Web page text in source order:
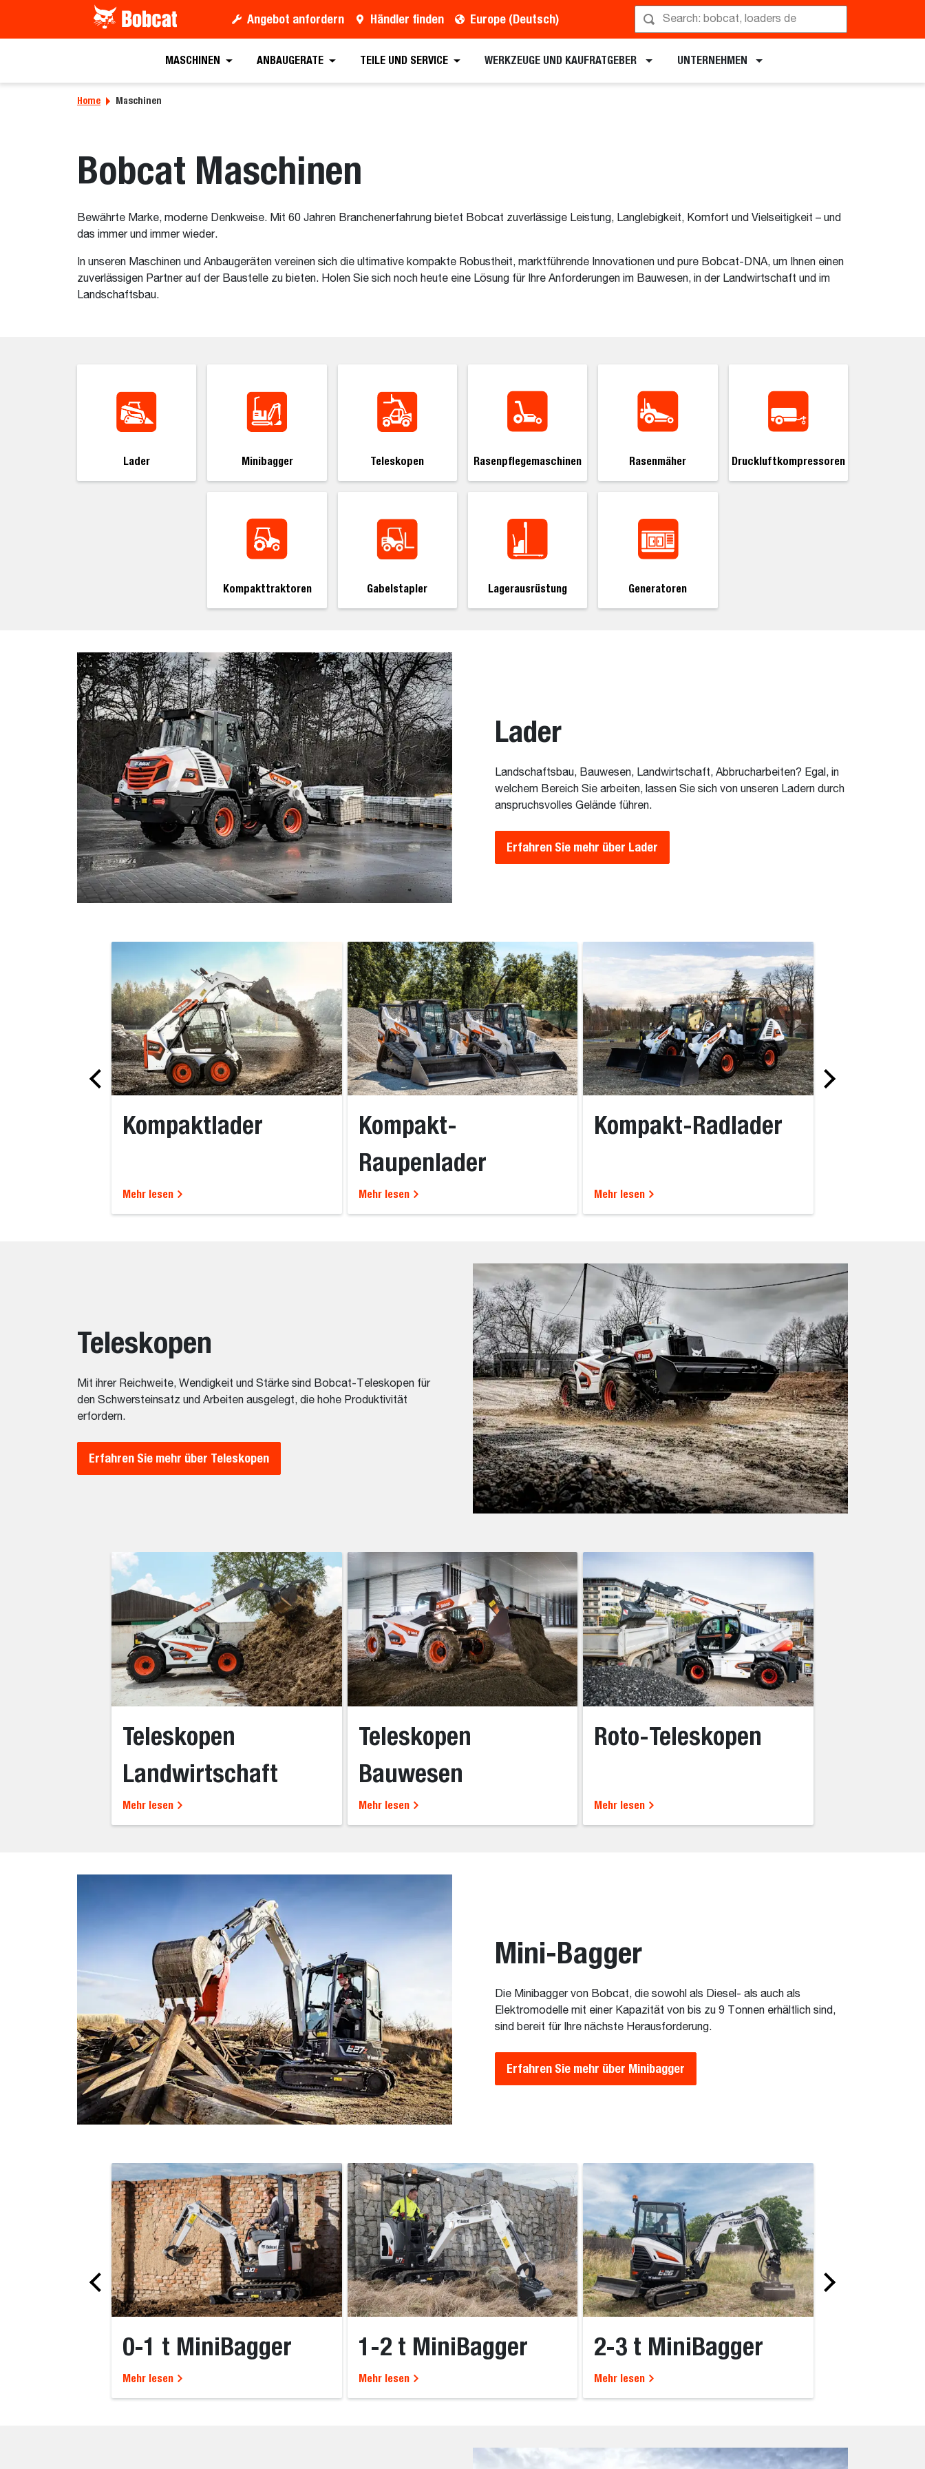
Angebot anfordern Händler finden Europe (Deutsch)
MASCHINEN ANBAUGERATE TEILE UND SERVICE WERKZEUGE UND KAUFRATGEBER UNTERNEHMEN
Home Maschinen
Bobcat Maschinen
Bewährte Marke, moderne Denkweise. Mit 60 Jahren Branchenerfahrung bietet Bobcat zuverlässige Leistung, Langlebigkeit, Komfort und Vielseitigkeit – und
das immer und immer wieder.
In unseren Maschinen und Anbaugeräten vereinen sich die ultimative kompakte Robustheit, marktführende Innovationen und pure Bobcat-DNA, um Ihnen einen
zuverlässigen Partner auf der Baustelle zu bieten. Holen Sie sich noch heute eine Lösung für Ihre Anforderungen im Bauwesen, in der Landwirtschaft und im
Landschaftsbau.
Lader Minibagger Teleskopen Rasenpflegemaschinen Rasenmäher Druckluftkompressoren
Kompakttraktoren Gabelstapler Lagerausrüstung Generatoren
Lader
Landschaftsbau, Bauwesen, Landwirtschaft, Abbrucharbeiten? Egal, in
welchem Bereich Sie arbeiten, lassen Sie sich von unseren Ladern durch
anspruchsvolles Gelände führen.
Erfahren Sie mehr über Lader
Kompaktlader
Mehr lesen
Kompakt-
Raupenlader
Mehr lesen
Kompakt-Radlader
Mehr lesen
Teleskopen
Mit ihrer Reichweite, Wendigkeit und Stärke sind Bobcat-Teleskopen für
den Schwersteinsatz und Arbeiten ausgelegt, die hohe Produktivität
erfordern.
Erfahren Sie mehr über Teleskopen
Teleskopen
Landwirtschaft
Mehr lesen
Teleskopen
Bauwesen
Mehr lesen
Roto-Teleskopen
Mehr lesen
Mini-Bagger
Die Minibagger von Bobcat, die sowohl als Diesel- als auch als
Elektromodelle mit einer Kapazität von bis zu 9 Tonnen erhältlich sind,
sind bereit für Ihre nächste Herausforderung.
Erfahren Sie mehr über Minibagger
0-1 t MiniBagger
Mehr lesen
1-2 t MiniBagger
Mehr lesen
2-3 t MiniBagger
Mehr lesen